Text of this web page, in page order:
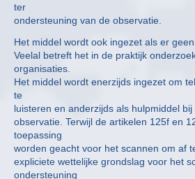
ter
ondersteuning van de observatie.
Het middel wordt ook ingezet als er
Veelal betreft het in de praktijk
organisaties.
Het middel wordt enerzijds ingezet om
te
luisteren en anderzijds als hulpmiddel
observatie. Terwijl de artikelen 125f en
toepassing
worden geacht voor het scannen om af
expliciete wettelijke grondslag voor het
ondersteuning